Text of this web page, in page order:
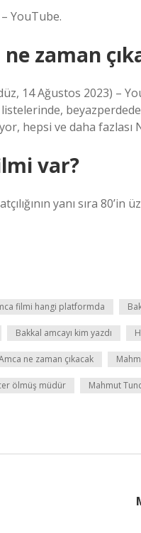
YouTube.
zaman
14 Ağustos 2023) –
hepsi ve daha fazlası
var?
yanı sıra
filmi hangi platformda
Bakkal amcayı kim yazdı
ne zaman çıkacak
ölmüş müdür Mahmut